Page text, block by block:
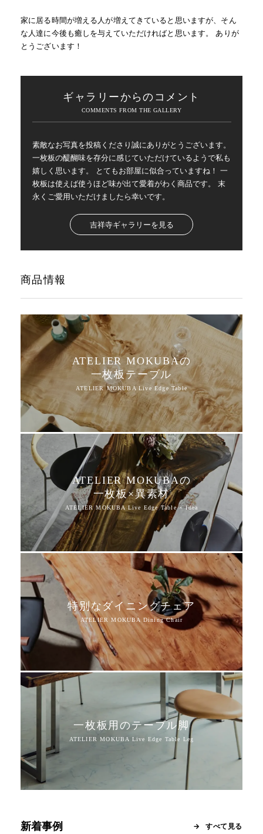
家に居る時間が増える人が増えてきていると思いますが、そん
な人達に今後も癒しを与えていただければと思います。 ありが
とうございます！
ギャラリーからのコメント
素敵なお写真を投稿くださり誠にありがとうございます。
一枚板の醍醐味を存分に感じていただけているようで私も
嬉しく思います。 とてもお部屋に似合っていますね！ 一
枚板は使えば使うほど味が出て愛着がわく商品です。 末
永くご愛用いただけましたら幸いです。
吉祥寺ギャラリーを見る
商品情報
ATELIER MOKUBAの
一枚板テーブル
ATELIER MOKUBAの
一枚板×異素材
特別なダイニングチェア
一枚板用のテーブル脚
新着事例 すべて見る